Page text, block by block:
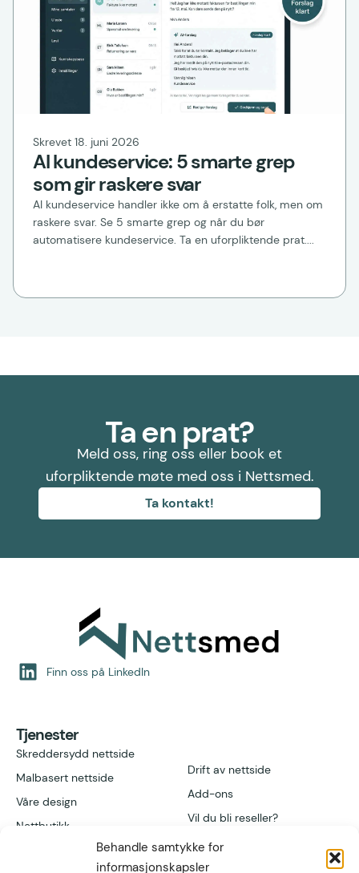
Behandle samtykke for
informasjonskapsler
Skrevet 18. juni 2026
AI kundeservice: 5 smarte grep
som gir raskere svar
AI kundeservice handler ikke om å erstatte folk, men om
raskere svar. Se 5 smarte grep og når du bør
automatisere kundeservice. Ta en uforpliktende prat....
Ta en prat?
Meld oss, ring oss eller book et
uforpliktende møte med oss i Nettsmed.
Ta kontakt!
Finn oss på LinkedIn
Tjenester
Skreddersydd nettside
Malbasert nettside
Våre design
Nettbutikk
Drift av nettside
Add-ons
Vil du bli reseller?